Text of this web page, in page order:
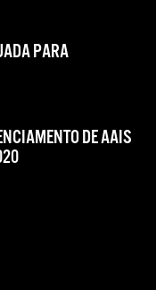
PARA
DE AAIS